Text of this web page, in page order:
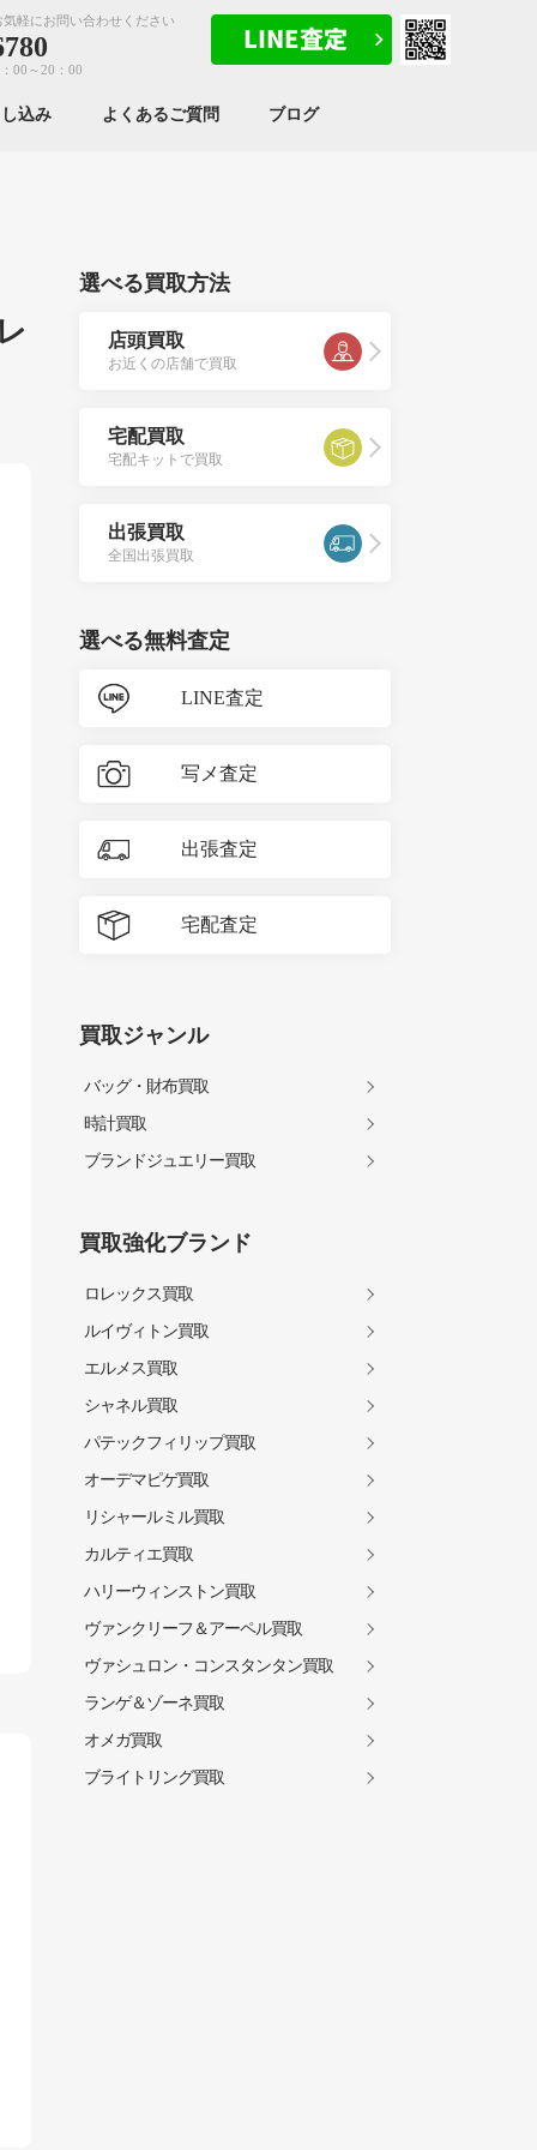
軽にお問い合わせください
00～20：00
込み よくあるご質問 ブログ
選べる買取方法
店頭買取
お近くの店舗で買取
宅配買取
宅配キットで買取
出張買取
全国出張買取
選べる無料査定
LINE査定
写メ査定
出張査定
宅配査定
買取ジャンル
バッグ・財布買取
時計買取
ブランドジュエリー買取
買取強化ブランド
ロレックス買取
ルイヴィトン買取
エルメス買取
シャネル買取
パテックフィリップ買取
オーデマピゲ買取
リシャールミル買取
カルティエ買取
ハリーウィンストン買取
ヴァンクリーフ＆アーペル買取
ヴァシュロン・コンスタンタン買取
ランゲ＆ゾーネ買取
オメガ買取
ブライトリング買取